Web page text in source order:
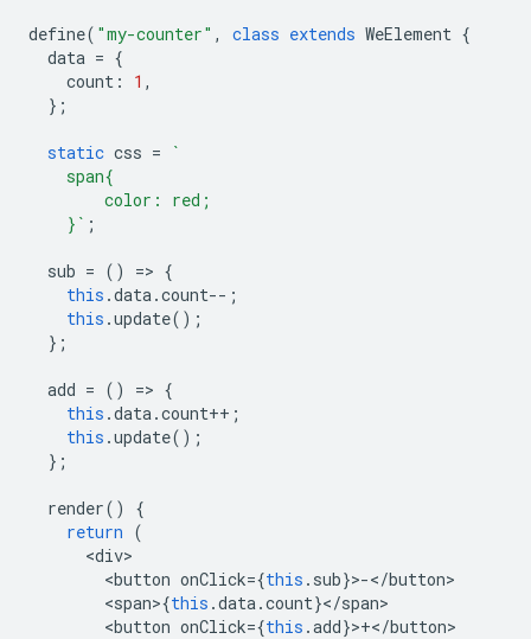
define( "my-counter" , class extends WeElement {
data = {
count : 1 ,
};
static css =
`
    span{
        color: red;
    }`
;
sub = () => {
this .data.count-- ;
this .update();
};
add = () => {
this .data.count++ ;
this .update();
};
render()
{
return (
<div
<button onClick={this . sub}>-</button
<span>{this .data.count}</span
<button onClick={this .add}>+</button